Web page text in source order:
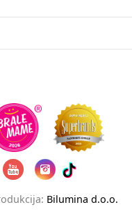
Bilumina d.o.o.